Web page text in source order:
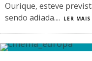
Ourique, esteve
sendo adiada.... LER MAIS